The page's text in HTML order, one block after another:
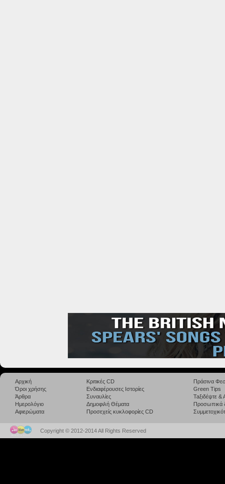
Αρχική
Όροι χρήσης
Άρθρα
Ημερολόγιο
Αφιερώματα
Κριτικές CD
Ενδιαφέρουσες Ιστορίες
Συναυλίες
Δημοφιλή Θέματα
Προσεχείς κυκλοφορίες CD
Πράσινα
Green Tips
Taξιδέψτε
Προσωπικά
Copyright © 2012-2014 All Rights Reserved